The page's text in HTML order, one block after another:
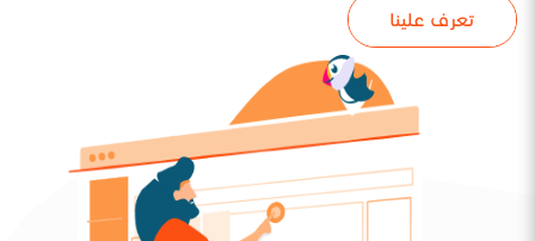
تعرف علينا